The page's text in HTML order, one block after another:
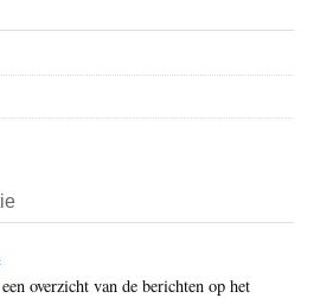
overzicht van de berichten op het